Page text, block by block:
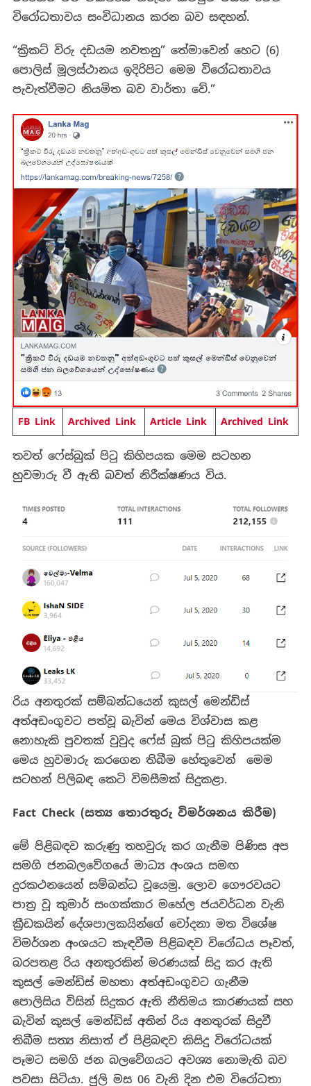
විරෝධතාවය සංවිධානය කරන බව සඳහන්.
“ක්‍රිකට් විරු දඩයම නවතනු” තේමාවෙන් හෙට (6)
පොලිස් මූලස්ථානය ඉදිරිපිට මෙම විරෝධතාවය
පැවැත්වීමට නියමිත බව වාර්තා වේ.”
FB Link Archived Link Article Link Archived Link
තවත් ෆේස්බුක් පිටු කිහිපයක මෙම සටහන
හුවමාරු වී ඇති බවත් නිරීක්ෂණය විය.
රිය අනතුරක් සම්බන්ධයෙන් කුසල් මෙන්ඩිස්
අත්අඩංගුවට පත්වූ බැවින් මෙය විශ්වාස කළ
නොහැකි පුවතක් වුවුද ෆේස් බුක් පිටු කිහිපයක්ම
මෙය හුවමාරු කරගෙන තිබීම හේතුවෙන් මෙම
සටහන් පිලිබඳ කෙටි විමසීමක් සිදුකළා.
Fact Check (සත්‍ය තොරතුරු විමර්ශනය කිරීම)
මේ පිළිබඳව කරුණු තහවුරු කර ගැනීම පිණිස අප
සමගි ජනබලවේගයේ මාධ්‍ය අංශය සමඟ
දුරකථනයෙන් සම්බන්ධ වූයෙමු. ලොව ගෞරවයට
පාත්‍ර වූ කුමාර් සංගක්කාර මහේල ජයවර්ධන වැනි
ක්‍රීඩකයින් දේශපාලකයින්ගේ චෝදනා මත විශේෂ
විමර්ශන අංශයට කැඳවීම පිළිබඳව විරෝධය පෑවත්,
බරපතළ රිය අනතුරකින් මරණයක් සිදු කර ඇති
කුසල් මෙන්ඩිස් මහතා අත්අඩංගුවට ගැනීම
පොලිසිය විසින් සිදුකර ඇති නීතිමය කාරණයක් සහ
බැවින් කුසල් මෙන්ඩිස් අතින් රිය අනතුරක් සිදුවී
තිබීම සත්‍ය නිසාත් ඒ පිළිබඳව කිසිදු විරෝධයක්
පෑමට සමගි ජන බලවේගයට අවශ්‍ය නොමැති බව
පවසා සිටියා. ජුලි මස 06 වැනි දින එම විරෝධතා